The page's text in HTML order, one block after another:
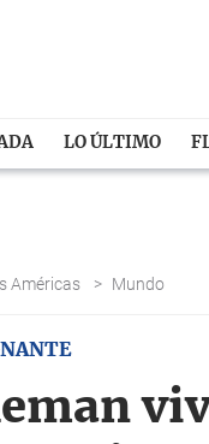
LO ÚLTIMO
Américas > Mundo